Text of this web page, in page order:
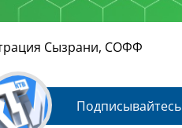
Сызрани, СОФФ